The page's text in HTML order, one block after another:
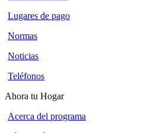
Lugares de pago
Normas
Noticias
Teléfonos
Ahora tu Hogar
Acerca del programa